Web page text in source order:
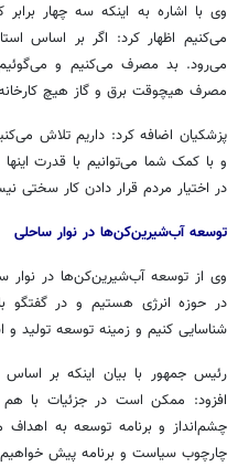
وی با اشاره به اینکه سه چهار
می‌کنیم اظهار کرد: اگر بر اساس
می‌رود. بد مصرف می‌کنیم و
مصرف هیچوقت برق و گاز هیچ
پزشکیان اضافه کرد: داریم تلاش
و با کمک شما می‌توانیم با قدرت
در اختیار مردم قرار دادن کار سختی
توسعه آب‌شیرین‌کن‌ها در نوار ساحلی
وی از توسعه آب‌شیرین‌کن‌ها در نوار
در حوزه انرژی هستیم و در گفتگو
شناسایی کنیم و زمینه توسعه تولید
رئیس جمهور با بیان اینکه بر
افزود: ممکن است در جزئیات با
چشم‌انداز و برنامه توسعه به
چارچوب سیاست و برنامه پیش